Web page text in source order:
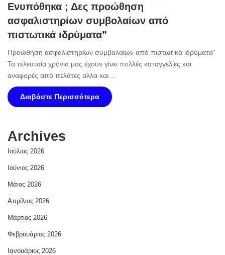
Ενυπόθηκα ; Δες προώθηση
ασφαλιστηρίων συμβολαίων από
πιστωτικά ιδρύματα”
Προώθηση ασφαλιστηρίων συμβολαίων από πιστωτικά ιδρύματα”
Τα τελευταία χρόνια μας έχουν γίνει πολλές καταγγελίες και
αναφορές από πελάτες αλλα και…
Διαβάστε Περισσότερα
Archives
Ιούλιος 2026
Ιούνιος 2026
Μάιος 2026
Απρίλιος 2026
Μάρτιος 2026
Φεβρουάριος 2026
Ιανουάριος 2026